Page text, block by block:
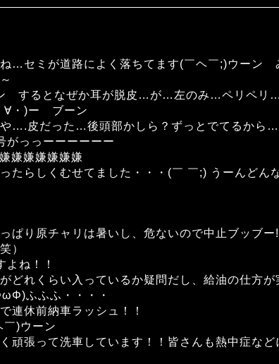
…セミが道路によく落ちてます(￣ヘ￣;)ウーン
するとなぜか耳が脱皮…が…左のみ…ペリペリ
∀・)ー ブーン
….皮だった…後頭部かしら？ずっとでてるから
がっっーーーーーー
嫌嫌嫌嫌嫌嫌
たらしくむせてました・・・(￣ ￣;) うーんどん
ぱり原チャリは暑いし、危ないので中止ブッブ
）
ね！！
どれくらい入っているか疑問だし、給油の仕方が
ふふふ・・・・
連休前納車ラッシュ！！
￣)ウーン
頑張って洗車しています！！皆さんも熱中症な